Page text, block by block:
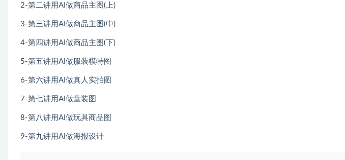
2-第二讲用AI做商品主图(上)
3-第三讲用AI做商品主图(中)
4-第四讲用AI做商品主图(下)
5-第五讲用AI做服装模特图
6-第六讲用AI做真人实拍图
7-第七讲用AI做童装图
8-第八讲用AI做玩具商品图
9-第九讲用AI做海报设计